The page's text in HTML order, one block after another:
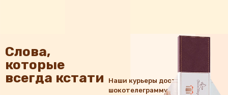
Слова,
которые
всегда кстати
Наши курьеры доставят
шокотелеграмму точно в